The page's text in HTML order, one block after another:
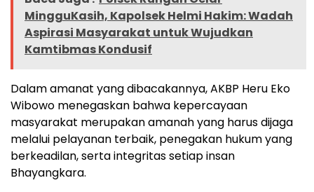
MingguKasih, Kapolsek Helmi Hakim: Wadah
Aspirasi Masyarakat untuk Wujudkan
Kamtibmas Kondusif
Dalam amanat yang dibacakannya, AKBP Heru Eko
Wibowo menegaskan bahwa kepercayaan
masyarakat merupakan amanah yang harus dijaga
melalui pelayanan terbaik, penegakan hukum yang
berkeadilan, serta integritas setiap insan
Bhayangkara.